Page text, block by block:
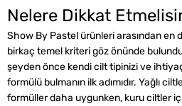
Nelere Dikkat
Show By Pastel ürünleri arasından en
birkaç temel kriteri göz önünde
şeyden önce kendi cilt tipinizi ve
formülü bulmanın ilk adımıdır. Yağlı
formüller daha uygunken, kuru ciltler